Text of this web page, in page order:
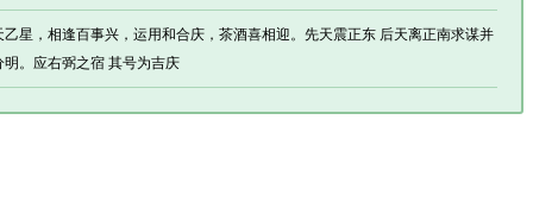
星，相逢百事兴，运用和合庆，茶酒喜相迎。先天震正东 后天离正南求谋并
。应右弼之宿 其号为吉庆